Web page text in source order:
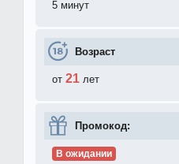
5 минут
Возраст
от 21 лет
Промокод:
В ожидании